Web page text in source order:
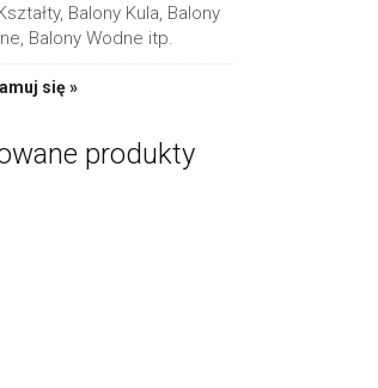
Balony Kula, Balony
Balony Wodne itp.
się »
produkty